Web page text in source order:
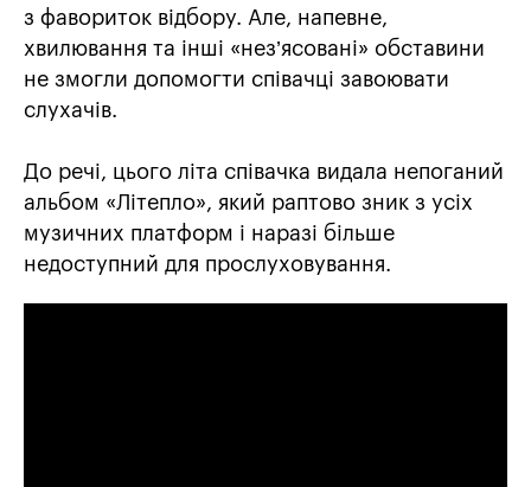
з фавориток відбору. Але, напевне,
хвилювання та інші «нез’ясовані» обставини
не змогли допомогти співачці завоювати
слухачів.
До речі, цього літа співачка видала непоганий
альбом «Літепло», який раптово зник з усіх
музичних платформ і наразі більше
недоступний для прослуховування.